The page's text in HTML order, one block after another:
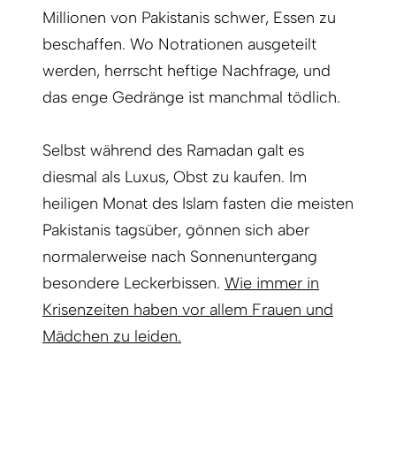
Millionen von Pakistanis schwer, Essen zu
beschaffen. Wo Notrationen ausgeteilt
werden, herrscht heftige Nachfrage, und
das enge Gedränge ist manchmal tödlich.
Selbst während des Ramadan galt es
diesmal als Luxus, Obst zu kaufen. Im
heiligen Monat des Islam fasten die meisten
Pakistanis tagsüber, gönnen sich aber
normalerweise nach Sonnenuntergang
besondere Leckerbissen. Wie immer in
Krisenzeiten haben vor allem Frauen und
Mädchen zu leiden.